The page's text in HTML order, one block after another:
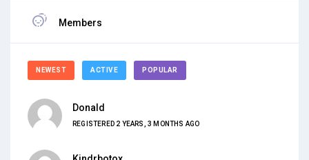
Members
NEWEST ACTIVE POPULAR
Donald
REGISTERED 2 YEARS, 3 MONTHS AGO